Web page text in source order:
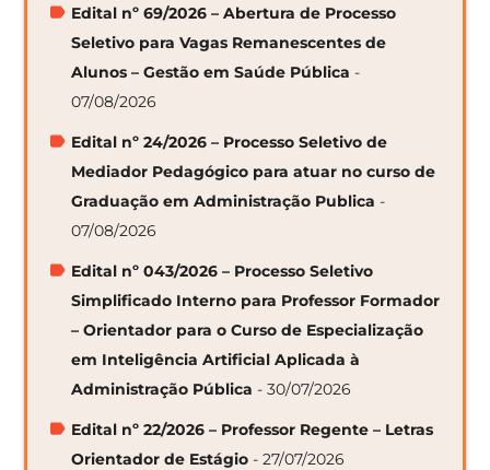
Edital nº 69/2026 – Abertura de Processo
Seletivo para Vagas Remanescentes de
Alunos – Gestão em Saúde Pública -
07/08/2026
Edital nº 24/2026 – Processo Seletivo de
Mediador Pedagógico para atuar no curso de
Graduação em Administração Publica -
07/08/2026
Edital nº 043/2026 – Processo Seletivo
Simplificado Interno para Professor Formador
– Orientador para o Curso de Especialização
em Inteligência Artificial Aplicada à
Administração Pública - 30/07/2026
Edital nº 22/2026 – Professor Regente – Letras
Orientador de Estágio - 27/07/2026